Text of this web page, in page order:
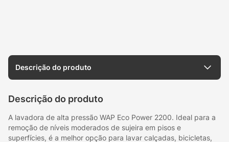
Descrição do produto
Descrição do produto
A lavadora de alta pressão WAP Eco Power 2200. Ideal para a
remoção de níveis moderados de sujeira em pisos e
superfícies, é a melhor opção para lavar calçadas, bicicletas,